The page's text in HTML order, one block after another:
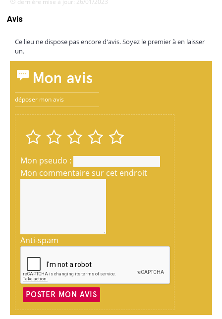
dernière mise à jour: 26/01/2023
Avis
Ce lieu ne dispose pas encore d'avis. Soyez le premier à en laisser
un.
Mon avis
déposer mon avis
Mon pseudo :
Mon commentaire sur cet endroit
Anti-spam
POSTER MON AVIS